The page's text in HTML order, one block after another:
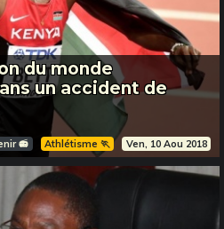
du monde
un accident de
📻 Athlétisme 🏃 Ven, 10 Aou 2018